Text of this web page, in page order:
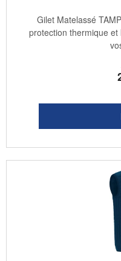
Gilet Matelassé
protection thermique